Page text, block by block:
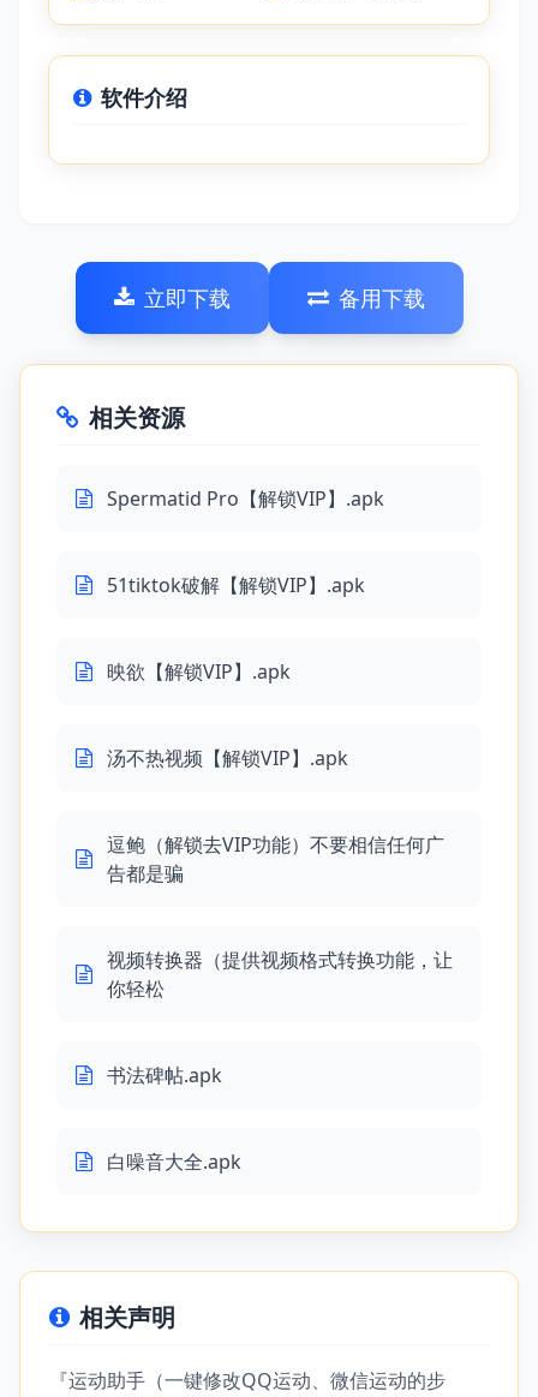
软件介绍
立即下载 备用下载
相关资源
Spermatid Pro【解锁VIP】.apk
51tiktok破解【解锁VIP】.apk
映欲【解锁VIP】.apk
汤不热视频【解锁VIP】.apk
逗鲍（解锁去VIP功能）不要相信任何广
告都是骗
视频转换器（提供视频格式转换功能，让
你轻松
书法碑帖.apk
白噪音大全.apk
相关声明
『运动助手（一键修改QQ运动、微信运动的步